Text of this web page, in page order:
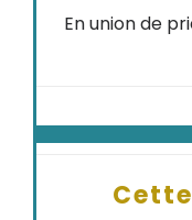
En union de